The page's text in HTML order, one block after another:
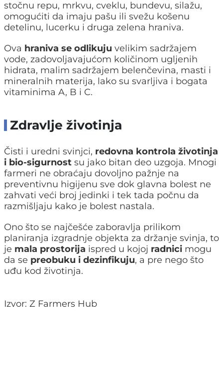
stočnu repu, mrkvu, cveklu, bundevu, silažu,
omogućiti da imaju pašu ili svežu košenu
detelinu, lucerku i druga zelena hraniva.
Ova hraniva se odlikuju velikim sadržajem
vode, zadovoljavajućom količinom ugljenih
hidrata, malim sadržajem belenčevina, masti i
mineralnih materija, lako su svarljiva i bogata
vitaminima A, B i C.
Zdravlje životinja
Čisti i uredni svinjci, redovna kontrola životinja
i bio-sigurnost su jako bitan deo uzgoja. Mnogi
farmeri ne obraćaju dovoljno pažnje na
preventivnu higijenu sve dok glavna bolest ne
zahvati veći broj jedinki i tek tada počnu da
razmišljaju kako je bolest nastala.
Ono što se najčešće zaboravlja prilikom
planiranja izgradnje objekta za držanje svinja, to
je mala prostorija ispred u kojoj radnici mogu
da se preobuku i dezinfikuju, a pre nego što
uđu kod životinja.
Izvor: Z Farmers Hub